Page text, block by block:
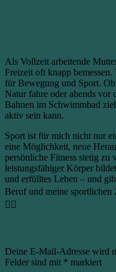
Als Vollzeit arbeitende
Freizeit oft knapp
für Bewegung und Sport.
Natur fahre oder abends vor
Bahnen im Schwimmbad
aktiv sein kann.
Sport ist für mich nicht nur
eine Möglichkeit, neue
persönliche Fitness stetig zu
leistungsfähiger Körper
und erfülltes Leben – und
Beruf und meine sportlichen
🏊‍♀️
Deine E-Mail-Adresse wird
Felder sind mit * markiert